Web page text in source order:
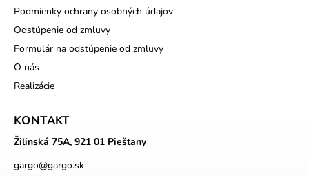
Podmienky ochrany osobných údajov
Odstúpenie od zmluvy
Formulár na odstúpenie od zmluvy
O nás
Realizácie
KONTAKT
Žilinská 75A, 921 01 Piešťany
gargo@gargo.sk